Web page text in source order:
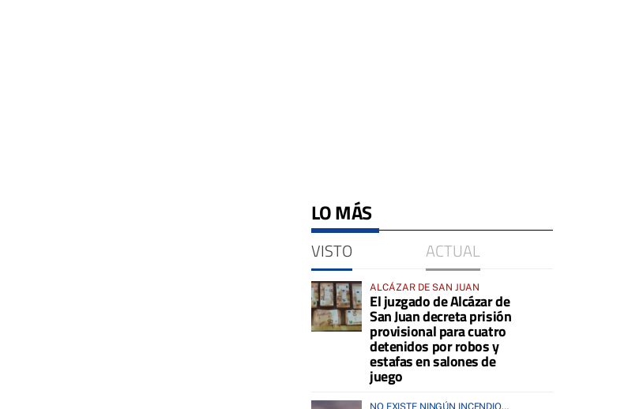
LO MÁS
VISTO ACTUAL
ALCÁZAR DE SAN JUAN
El juzgado de Alcázar de
San Juan decreta prisión
provisional para cuatro
detenidos por robos y
estafas en salones de
juego
NO EXISTE NINGÚN INCENDIO